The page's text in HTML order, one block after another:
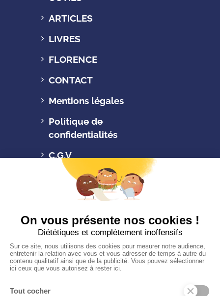
ARTICLES
LIVRES
FLORENCE
CONTACT
Mentions légales
Politique de
confidentialités
C.G.V
Suivez-nous
CONTACTEZ-NOUS